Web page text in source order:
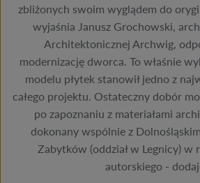
zbliżonych swoim wyglądem do
wyjaśnia Janusz Grochowski,
Architektonicznej Archwig,
modernizację dworca. To właśnie
modelu płytek stanowił jedno z
całego projektu. Ostateczny dobór
po zapoznaniu z materiałami
dokonany wspólnie z
Zabytków (oddział w Legnicy) w
autorskiego -